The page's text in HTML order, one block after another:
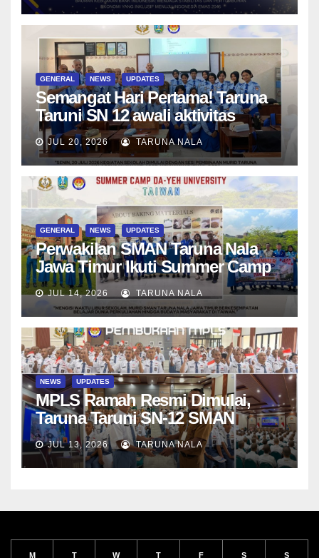
Berwawasan Global
GENERAL NEWS UPDATES
Semangat Hari Pertama! Taruna
Taruni SN 12 awali aktivitas
bersama Wali Kelas dan Tes
Asesmen Diagnostik
JUL 20, 2026 TARUNA NALA
GENERAL NEWS UPDATES
Perwakilan SMAN Taruna Nala
Jawa Timur Ikuti Summer Camp
di Da-Yeh University, Taiwan
JUL 14, 2026 TARUNA NALA
NEWS UPDATES
MPLS Ramah Resmi Dimulai,
Taruna Taruni SN-12 SMAN
Taruna Nala Jawa Timur Siap
Menjalani Tahun Ajaran Baru
JUL 13, 2026 TARUNA NALA
M T W T F S S